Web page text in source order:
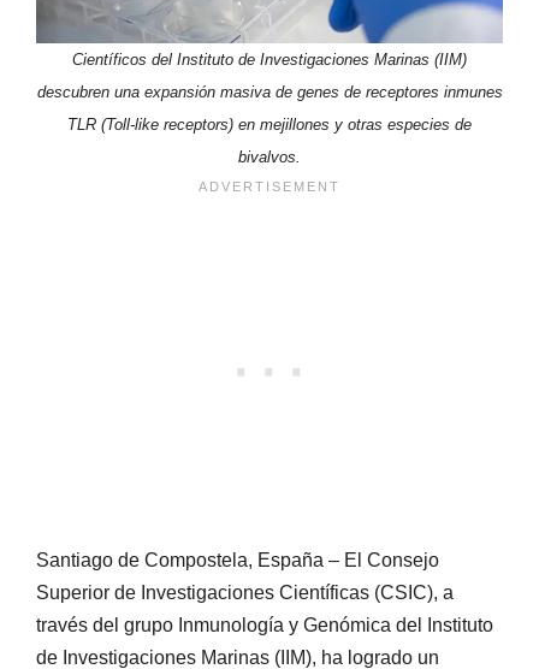
Científicos del Instituto de Investigaciones Marinas (IIM)
descubren una expansión masiva de genes de receptores inmunes
TLR (Toll-like receptors) en mejillones y otras especies de
bivalvos.
Santiago de Compostela, España – El Consejo
Superior de Investigaciones Científicas (CSIC), a
través del grupo Inmunología y Genómica del Instituto
de Investigaciones Marinas (IIM), ha logrado un